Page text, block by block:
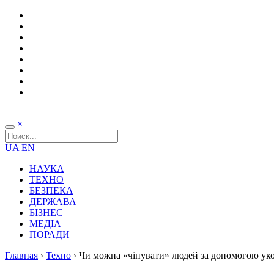
×
UA EN
НАУКА
ТЕХНО
БЕЗПЕКА
ДЕРЖАВА
БІЗНЕС
МЕДІА
ПОРАДИ
Главная › Техно › Чи можна «чіпувати» людей за допомогою